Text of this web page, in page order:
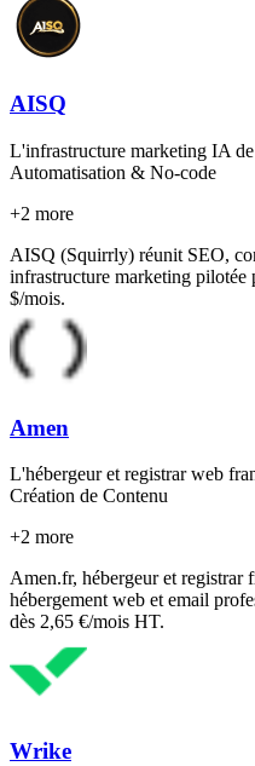
AISQ
L'infrastructure marketing IA
Automatisation & No-code
+2 more
AISQ (Squirrly) réunit SEO,
infrastructure marketing
$/mois.
Amen
L'hébergeur et registrar web
Création de Contenu
+2 more
Amen.fr, hébergeur et registrar
hébergement web et email
dès 2,65 €/mois HT.
Wrike